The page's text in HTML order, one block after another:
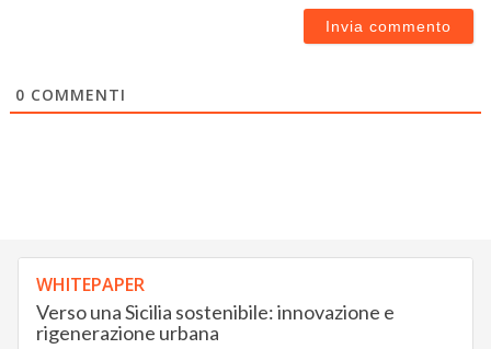
0 COMMENTI
WHITEPAPER
Verso una Sicilia sostenibile: innovazione e
rigenerazione urbana